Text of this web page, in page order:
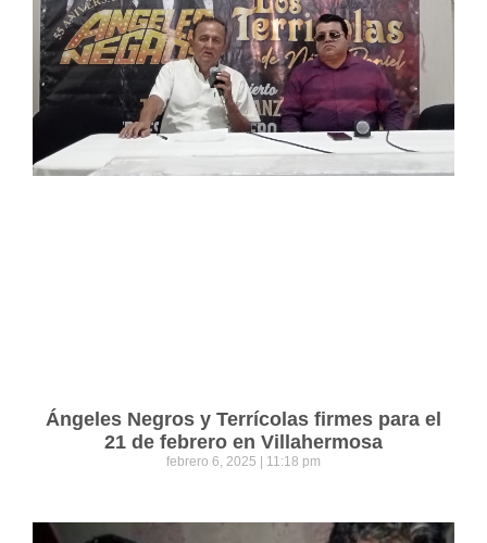
Ángeles Negros y Terrícolas firmes para el
21 de febrero en Villahermosa
febrero 6, 2025 11:18 pm